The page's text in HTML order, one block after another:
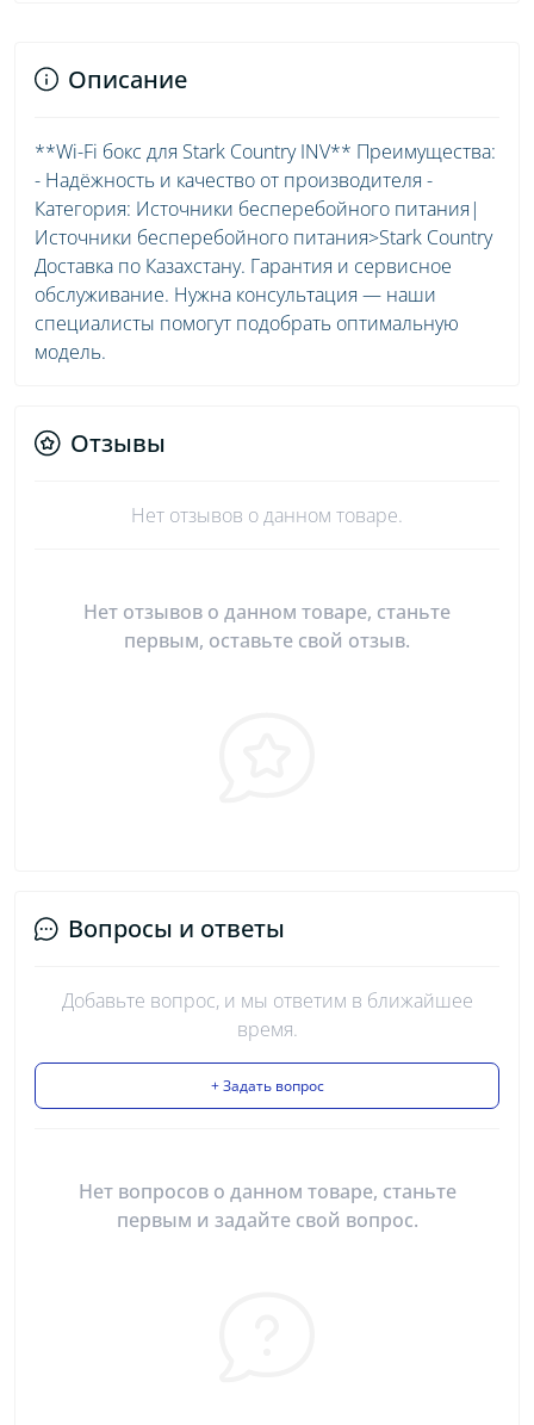
Описание
**Wi-Fi бокс для Stark Country INV** Преимущества:
- Надёжность и качество от производителя -
Категория: Источники бесперебойного питания|
Источники бесперебойного питания>Stark Country
Доставка по Казахстану. Гарантия и сервисное
обслуживание. Нужна консультация — наши
специалисты помогут подобрать оптимальную
модель.
Отзывы
Нет отзывов о данном товаре.
Нет отзывов о данном товаре, станьте
первым, оставьте свой отзыв.
Вопросы и ответы
Добавьте вопрос, и мы ответим в ближайшее
время.
+ Задать вопрос
Нет вопросов о данном товаре, станьте
первым и задайте свой вопрос.